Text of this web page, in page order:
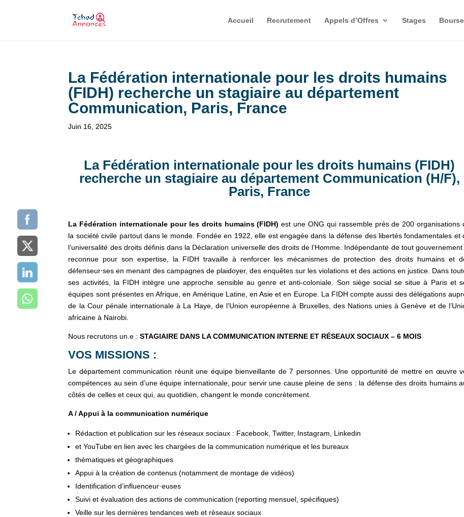
Accueil Recrutement Appels d’Offres Stages
La Fédération internationale pour les droits humains
(FIDH) recherche un stagiaire au département
Communication, Paris, France
Juin 16, 2025
La Fédération internationale pour les droits humains (FIDH)
recherche un stagiaire au département Communication (H/F),
Paris, France
La Fédération internationale pour les droits humains (FIDH) est une ONG qui rassemble près de 200 organisations
la société civile partout dans le monde. Fondée en 1922, elle est engagée dans la défense des libertés fondamentales et
l’universalité des droits définis dans la Déclaration universelle des droits de l’Homme. Indépendante de tout gouvernement
reconnue pour son expertise, la FIDH travaille à renforcer les mécanismes de protection des droits humains et
défenseur⋅ses en menant des campagnes de plaidoyer, des enquêtes sur les violations et des actions en justice. Dans
ses activités, la FIDH intègre une approche sensible au genre et anti-coloniale. Son siège social se situe à Paris et
équipes sont présentes en Afrique, en Amérique Latine, en Asie et en Europe. La FIDH compte aussi des délégations
de la Cour pénale internationale à La Haye, de l’Union européenne à Bruxelles, des Nations unies à Genève et de
africaine à Nairobi.
Nous recrutons un.e :STAGIAIRE DANS LA COMMUNICATION INTERNE ET RÉSEAUX SOCIAUX – 6 MOIS
VOS MISSIONS :
Le département communication réunit une équipe bienveillante de 7 personnes. Une opportunité de mettre en œuvre
compétences au sein d’une équipe internationale, pour servir une cause pleine de sens : la défense des droits humains
côtés de celles et ceux qui, au quotidien, changent le monde concrètement.
A / Appui à la communication numérique
Rédaction et publication sur les réseaux sociaux : Facebook, Twitter, Instagram, Linkedin
et YouTube en lien avec les chargées de la communication numérique et les bureaux
thématiques et géographiques
Appui à la création de contenus (notamment de montage de vidéos)
Identification d’influenceur·euses
Suivi et évaluation des actions de communication (reporting mensuel, spécifiques)
Veille sur les dernières tendances web et réseaux sociaux